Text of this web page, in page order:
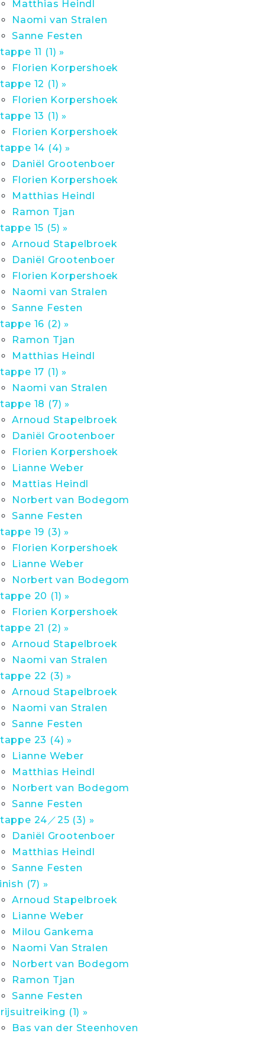
Matthias Heindl
Naomi van Stralen
Sanne Festen
11 (1) »
Florien Korpershoek
12 (1) »
Florien Korpershoek
13 (1) »
Florien Korpershoek
14 (4) »
Daniël Grootenboer
Florien Korpershoek
Matthias Heindl
Ramon Tjan
15 (5) »
Arnoud Stapelbroek
Daniël Grootenboer
Florien Korpershoek
Naomi van Stralen
Sanne Festen
16 (2) »
Ramon Tjan
Matthias Heindl
17 (1) »
Naomi van Stralen
18 (7) »
Arnoud Stapelbroek
Daniël Grootenboer
Florien Korpershoek
Lianne Weber
Mattias Heindl
Norbert van Bodegom
Sanne Festen
19 (3) »
Florien Korpershoek
Lianne Weber
Norbert van Bodegom
20 (1) »
Florien Korpershoek
21 (2) »
Arnoud Stapelbroek
Naomi van Stralen
22 (3) »
Arnoud Stapelbroek
Naomi van Stralen
Sanne Festen
23 (4) »
Lianne Weber
Matthias Heindl
Norbert van Bodegom
Sanne Festen
24／25 (3) »
Daniël Grootenboer
Matthias Heindl
Sanne Festen
(7) »
Arnoud Stapelbroek
Lianne Weber
Milou Gankema
Naomi Van Stralen
Norbert van Bodegom
Ramon Tjan
Sanne Festen
(1) »
Bas van der Steenhoven